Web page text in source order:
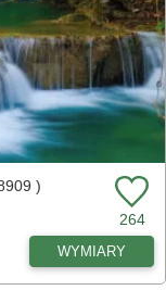
)
264
WYMIARY